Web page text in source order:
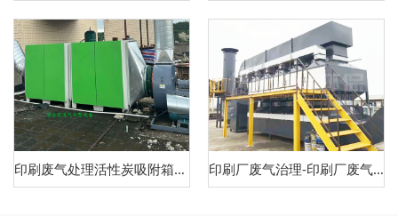
印刷废气处理活性炭吸附箱设备 印刷厂废气治理-印刷厂废气处理设备